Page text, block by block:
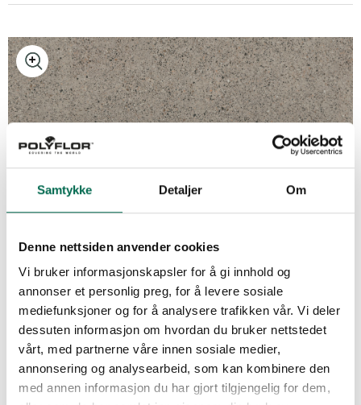
Samtykke Detaljer Om
Denne nettsiden anvender cookies
Vi bruker informasjonskapsler for å gi innhold og
annonser et personlig preg, for å levere sosiale
mediefunksjoner og for å analysere trafikken vår. Vi deler
dessuten informasjon om hvordan du bruker nettstedet
vårt, med partnerne våre innen sosiale medier,
annonsering og analysearbeid, som kan kombinere den
med annen informasjon du har gjort tilgjengelig for dem,
Se med mørk bakgrunn
Cool Grey Concrete 5068
Industrial Steel 5101